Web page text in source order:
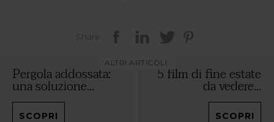
Share
ALTRI ARTICOLI:
Pergola addossata:
una soluzione...
SCOPRI
5 film di fine estate
da vedere...
SCOPRI